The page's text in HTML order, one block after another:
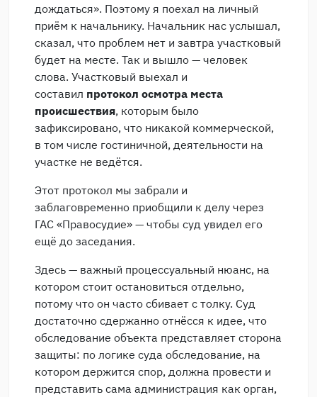
дождаться». Поэтому я поехал на личный
приём к начальнику. Начальник нас услышал,
сказал, что проблем нет и завтра участковый
будет на месте. Так и вышло — человек
слова. Участковый выехал и
составил протокол осмотра места
происшествия, которым было
зафиксировано, что никакой коммерческой,
в том числе гостиничной, деятельности на
участке не ведётся.
Этот протокол мы забрали и
заблаговременно приобщили к делу через
ГАС «Правосудие» — чтобы суд увидел его
ещё до заседания.
Здесь — важный процессуальный нюанс, на
котором стоит остановиться отдельно,
потому что он часто сбивает с толку. Суд
достаточно сдержанно отнёсся к идее, что
обследование объекта представляет сторона
защиты: по логике суда обследование, на
котором держится спор, должна провести и
представить сама администрация как орган,